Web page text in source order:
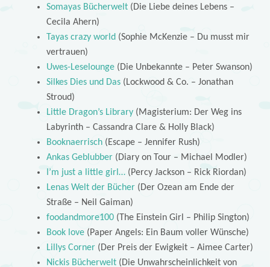
Somayas Bücherwelt(Die Liebe deines Lebens –
Cecila Ahern)
Tayas crazy world (Sophie McKenzie – Du musst mir
vertrauen)
Uwes-Leselounge(Die Unbekannte – Peter Swanson)
Silkes Dies und Das(Lockwood & Co. – Jonathan
Stroud)
Little Dragon’s Library(Magisterium: Der Weg ins
Labyrinth – Cassandra Clare & Holly Black)
Booknaerrisch(Escape – Jennifer Rush)
Ankas Geblubber(Diary on Tour – Michael Modler)
I’m just a little girl…(Percy Jackson – Rick Riordan)
Lenas Welt der Bücher(Der Ozean am Ende der
Straße – Neil Gaiman)
foodandmore100(The Einstein Girl – Philip Sington)
Book love(Paper Angels: Ein Baum voller Wünsche)
Lillys Corner(Der Preis der Ewigkeit – Aimee Carter)
Nickis Bücherwelt(Die Unwahrscheinlichkeit von